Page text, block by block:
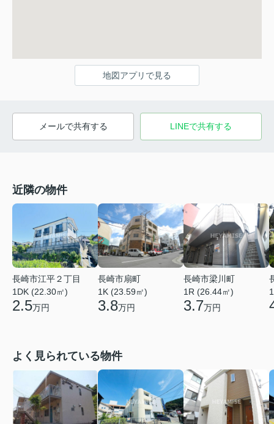
地図アプリで見る
メールで共有する LINEで共有する
近隣の物件
長崎市江平２丁目
1DK (22.30㎡)
2.5万円
長崎市扇町
1K (23.59㎡)
3.8万円
長崎市梁川町
1R (26.44㎡)
3.7万円
よく見られている物件